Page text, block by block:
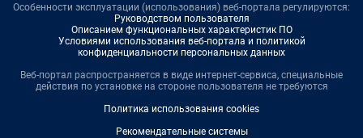
Особенности эксплуатации (использования) веб-портала регулируются:
Руководством пользователя
Описанием функциональных характеристик ПО
Условиями использования веб-портала и политикой
конфиденциальности персональных данных
Веб-портал распространяется в виде интернет-сервиса, специальные
действия по установке на стороне пользователя не требуются
Политика использования cookies
Рекомендательные системы